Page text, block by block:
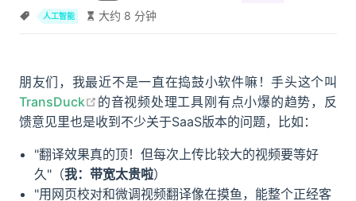
人工智能 大约 8 分钟
朋友们，我最近不是一直在捣鼓小软件嘛！手头这个叫
TransDuck
open in new window
的音视频处理工具刚有点小爆的趋势，反
馈意见里也是收到不少关于SaaS版本的问题，比如：
"翻译效果真的顶！但每次上传比较大的视频要等好
久"（我：带宽太贵啦）
"用网页校对和微调视频翻译像在摸鱼，能整个正经客